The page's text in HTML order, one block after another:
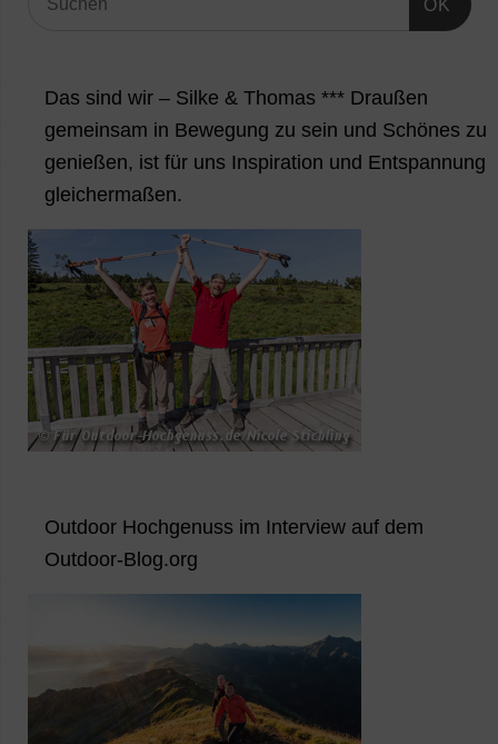
OK
Das sind wir – Silke & Thomas *** Draußen
gemeinsam in Bewegung zu sein und Schönes zu
genießen, ist für uns Inspiration und Entspannung
gleichermaßen.
Outdoor Hochgenuss im Interview auf dem
Outdoor-Blog.org